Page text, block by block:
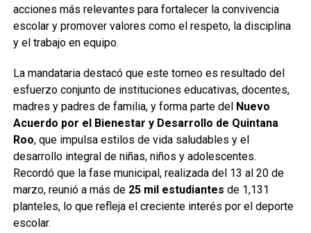
acciones más relevantes para fortalecer la convivencia
escolar y promover valores como el respeto, la disciplina
y el trabajo en equipo.
La mandataria destacó que este torneo es resultado del
esfuerzo conjunto de instituciones educativas, docentes,
madres y padres de familia, y forma parte del Nuevo
Acuerdo por el Bienestar y Desarrollo de Quintana
Roo, que impulsa estilos de vida saludables y el
desarrollo integral de niñas, niños y adolescentes.
Recordó que la fase municipal, realizada del 13 al 20 de
marzo, reunió a más de 25 mil estudiantes de 1,131
planteles, lo que refleja el creciente interés por el deporte
escolar.